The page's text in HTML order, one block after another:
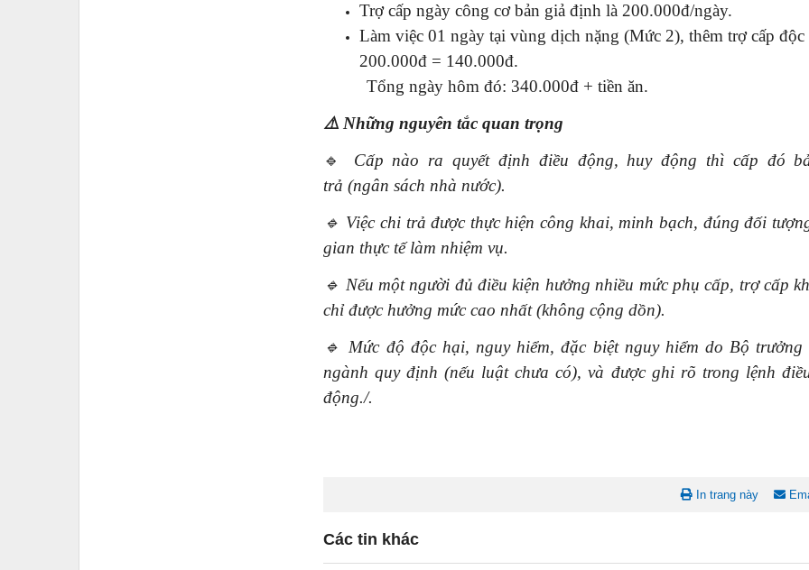
Trợ cấp ngày công cơ bản giả định là 200.000đ/ngày.
Làm việc 01 ngày tại vùng dịch nặng (Mức 2), thêm trợ cấp
200.000đ = 140.000đ.
Tổng ngày hôm đó: 340.000đ + tiền ăn.
⚠️ Những nguyên tắc quan trọng
🔹
Cấp nào ra quyết định điều động, huy động thì cấp đó
trả (ngân sách nhà nước).
🔹 Việc chi trả được thực hiện công khai, minh bạch, đúng đối
gian thực tế làm nhiệm vụ.
🔹 Nếu một người đủ điều kiện hưởng nhiều mức phụ cấp, trợ cấp
chỉ được hưởng mức cao nhất (không cộng dồn).
🔹
Mức độ độc hại, nguy hiểm, đặc biệt nguy hiểm do Bộ
ngành quy định (nếu luật chưa có), và được ghi rõ trong lệnh
động./.
In trang này
Các tin khác